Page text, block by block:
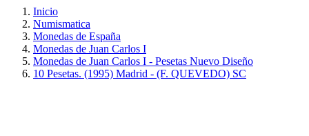
Inicio
Numismatica
Monedas de España
Monedas de Juan Carlos I
Monedas de Juan Carlos I - Pesetas Nuevo Diseño
10 Pesetas. (1995) Madrid - (F. QUEVEDO) SC